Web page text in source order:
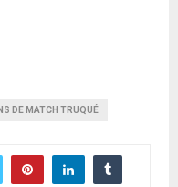
DE MATCH TRUQUÉ